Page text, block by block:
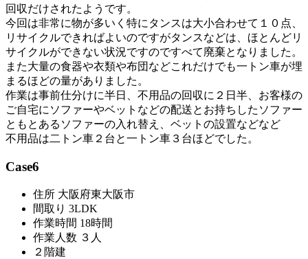
回収だけされたようです。
今回は非常に物が多いく特にタンスは大小合わせて１０点、
リサイクルできればよいのですがタンスなどは、ほとんどリ
サイクルができない状況ですのですべて廃棄となりました。
また大量の食器や衣類や布団などこれだけでも一トン車が埋
まるほどの量がありました。
作業は事前仕分けに半日、不用品の回収に２日半、お客様の
ご自宅にソファーやベットなどの配送とお持ちしたソファー
ともとあるソファーの入れ替え、ベットの設置などなど
不用品は二トン車２台と一トン車３台ほどでした。
Case6
住所 大阪府東大阪市
間取り 3LDK
作業時間 18時間
作業人数 ３人
２階建